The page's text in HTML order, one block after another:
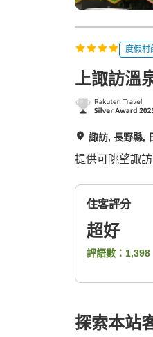
度假村
上諏訪溫
諏訪, 長野縣,
提供可眺望諏
住客評分
超好
評語數： 1,398
探索本站